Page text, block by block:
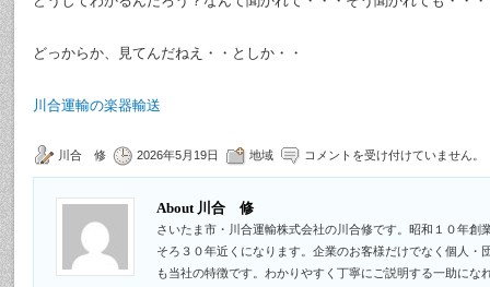
どっからか、見てんだねえ・・としか・・
川合運輸の楽器輸送
川合 修 2026年5月19日 地域 コメントを受け付けていません。
About 川合 修
さいたま市・川合運輸株式会社の川合修です。昭和１０年創
そろ３０年近くになります。企業のお客様だけでなく個人・
も当社の特徴です。わかりやすく丁寧にご説明する一助にな